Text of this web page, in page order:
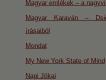
Magyar emlékek – a
Magyar Karaván –
írásaiból
Mondat
My New York State of Mind
Napi Jókai